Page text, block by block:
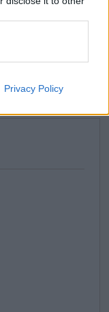
Privacy Policy